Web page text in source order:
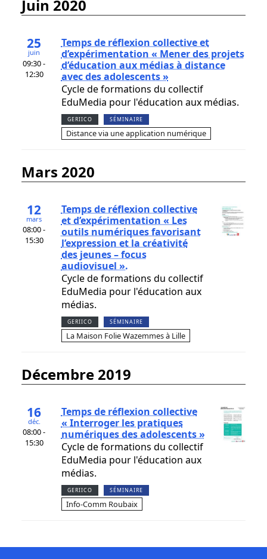
juin 2020
25
juin
09:30 -
12:30
Temps de réflexion collective et
d’expérimentation « Mener des projets
d’éducation aux médias à distance
avec des adolescents »
Cycle de formations du collectif
EduMedia pour l'éducation aux médias.
GERIICO SÉMINAIRE
Distance via une application numérique
mars 2020
12
mars
08:00 -
15:30
Temps de réflexion collective
et d’expérimentation « Les
outils numériques favorisant
l’expression et la créativité
des jeunes – focus
audiovisuel ».
Cycle de formations du collectif
EduMedia pour l'éducation aux
médias.
GERIICO SÉMINAIRE
La Maison Folie Wazemmes à Lille
décembre 2019
16
déc.
08:00 -
15:30
Temps de réflexion collective
« Interroger les pratiques
numériques des adolescents »
Cycle de formations du collectif
EduMedia pour l'éducation aux
médias.
GERIICO SÉMINAIRE
Info-Comm Roubaix